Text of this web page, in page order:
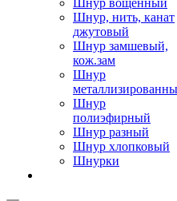
Шнур вощенный
Шнур, нить, канат
джутовый
Шнур замшевый,
кож.зам
Шнур
Шнур
полиэфирный
Шнур разный
Шнур хлопковый
Шнурки